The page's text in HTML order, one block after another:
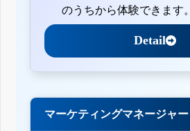
のうちから体験できます。
Detail
マーケティングマネージャー